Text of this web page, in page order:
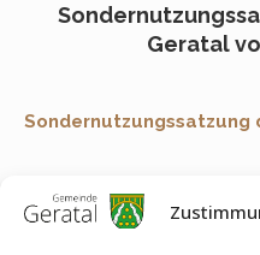
Geratal
Sondernutzungssatzung
Anmerkung:Je nach